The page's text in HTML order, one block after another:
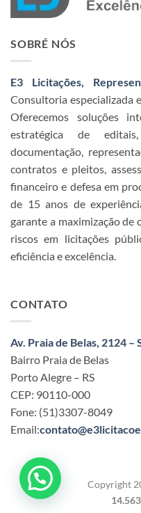
SOBRÉ NÓS
E3 Licitações,
Consultoria especializada
Oferecemos soluções
estratégica de
documentação,
contratos e pleitos,
financeiro e defesa em
de 15 anos de
garante a maximização de
riscos em licitações
eficiência e excelência.
CONTATO
Av. Praia de Belas, 2124 –
Bairro Praia de Belas
Porto Alegre – RS
CEP: 90110-000
Fone: (51)3307-8049
Email:
Copyright